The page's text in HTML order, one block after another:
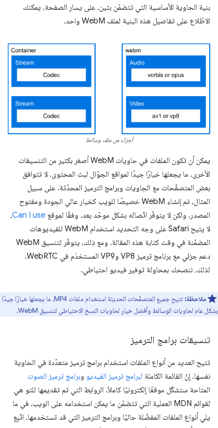
بنية الحاوية الأساسية التي تتضمّن بثين. على يسار الصفحة، يمكنك
الاطّلاع على تفاصيل هذه البنية لملف WebM واحد.
أجزاء من ملف وسائط
يمكن أن تكون الملفات في حاويات WebM أصغر بكثير من التنسيقات
الأخرى، ما يجعلها خيارًا جيدًا لمواقع الجوّال لبث المحتوى. لا تتوافق
بعض المتصفّحات مع الحِاويات وبرامج الترميز المحدّثة. على سبيل
المثال، تم إنشاء WebM خصيصًا للويب كخيار عالي الجودة ومفتوح
المصدر، ولكن لا يتوفّر اتّصاله بشكل موحّد بعد. وفقًا لموقع Can I use،
لا يتيح Safari على وجه التحديد استخدام WebM للفيديوهات
المضمّنة في وقت كتابة هذه المقالة. ومع ذلك، يتوفّر لتنسيق WebM
دعم جزئي مع برنامج ترميز VP8 وVP9 المستخدَم في WebRTC.
لذلك، ننصحك بمحاولة توفير فيديو احتياطي.
ملاحظة:
تتيح جميع المتصفّحات الحديثة استخدام ملفات MP4، ما يجعلها خيارًا جيدًا
بشكل عام لحاويات الوسائط وأفضل خيار لحاويات النسخ الاحتياطي لتنسيق WebM.
تنسيقات برامج الترميز
تتيح العديد من أنواع الملفات استخدام برامج ترميز متعدّدة في الحاوية
نفسها. إنّ القائمة الكاملة لبرامج ترميز الفيديو وبرامج ترميز الصوت
المتاحة ستشكّل موقعًا إلكترونيًا كاملاً. الروابط التي تم تقديمها للتو هي
لقوائم MDN العملية التي تتضمّن ما يمكن استخدامه على الويب. في ما
يلي أنواع الملفات المفضّلة حاليًا وبرامج الترميز التي قد تستخدمها. اتّبِع